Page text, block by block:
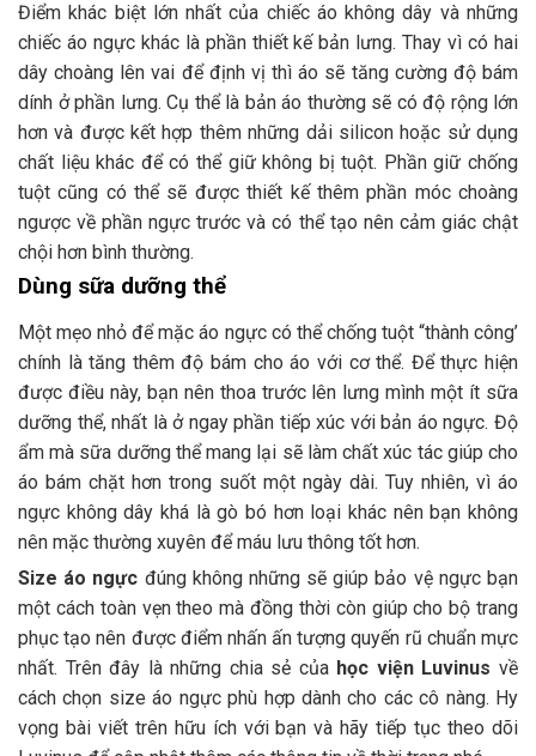
Điểm khác biệt lớn nhất của chiếc áo không dây và những
chiếc áo ngực khác là phần thiết kế bản lưng. Thay vì có hai
dây choàng lên vai để định vị thì áo sẽ tăng cường độ bám
dính ở phần lưng. Cụ thể là bản áo thường sẽ có độ rộng lớn
hơn và được kết hợp thêm những dải silicon hoặc sử dụng
chất liệu khác để có thể giữ không bị tuột. Phần giữ chống
tuột cũng có thể sẽ được thiết kế thêm phần móc choàng
ngược về phần ngực trước và có thể tạo nên cảm giác chật
chội hơn bình thường.
Dùng sữa dưỡng thể
Một mẹo nhỏ để mặc áo ngực có thể chống tuột “thành công’
chính là tăng thêm độ bám cho áo với cơ thể. Để thực hiện
được điều này, bạn nên thoa trước lên lưng mình một ít sữa
dưỡng thể, nhất là ở ngay phần tiếp xúc với bản áo ngực. Độ
ẩm mà sữa dưỡng thể mang lại sẽ làm chất xúc tác giúp cho
áo bám chặt hơn trong suốt một ngày dài. Tuy nhiên, vì áo
ngực không dây khá là gò bó hơn loại khác nên bạn không
nên mặc thường xuyên để máu lưu thông tốt hơn.
Size áo ngực đúng không những sẽ giúp bảo vệ ngực bạn
một cách toàn vẹn theo mà đồng thời còn giúp cho bộ trang
phục tạo nên được điểm nhấn ấn tượng quyến rũ chuẩn mực
nhất. Trên đây là những chia sẻ của học viện Luvinus về
cách chọn size áo ngực phù hợp dành cho các cô nàng. Hy
vọng bài viết trên hữu ích với bạn và hãy tiếp tục theo dõi